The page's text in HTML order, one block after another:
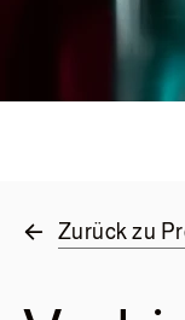
Die
finden und kaufen.
Zurück zu